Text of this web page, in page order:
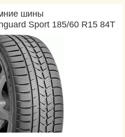
шины
Sport 185/60 R15 84T